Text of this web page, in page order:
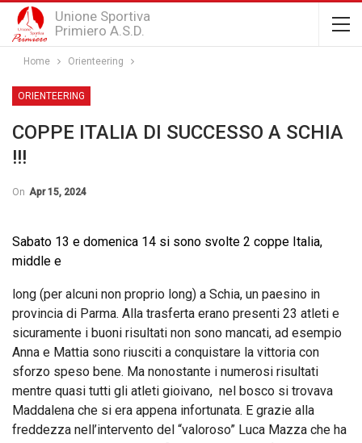
Unione Sportiva
Primiero A.S.D.
Home Orienteering
ORIENTEERING
COPPE ITALIA DI SUCCESSO A SCHIA
!!!
On Apr 15, 2024
Sabato 13 e domenica 14 si sono svolte 2 coppe Italia,
middle e
long (per alcuni non proprio long) a Schia, un paesino in
provincia di Parma. Alla trasferta erano presenti 23 atleti e
sicuramente i buoni risultati non sono mancati, ad esempio
Anna e Mattia sono riusciti a conquistare la vittoria con
sforzo speso bene. Ma nonostante i numerosi risultati
mentre quasi tutti gli atleti gioivano, nel bosco si trovava
Maddalena che si era appena infortunata. E grazie alla
freddezza nell’intervento del “valoroso” Luca Mazza che ha